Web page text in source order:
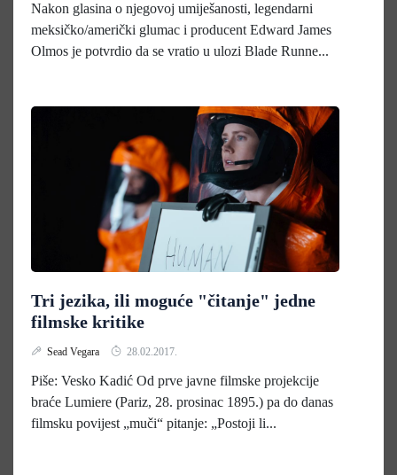
Nakon glasina o njegovoj umiješanosti, legendarni
meksičko/američki glumac i producent Edward James
Olmos je potvrdio da se vratio u ulozi Blade Runne...
Tri jezika, ili moguće "čitanje" jedne
filmske kritike
Sead Vegara 28.02.2017.
Piše: Vesko Kadić Od prve javne filmske projekcije
braće Lumiere (Pariz, 28. prosinac 1895.) pa do danas
filmsku povijest „muči“ pitanje: „Postoji li...